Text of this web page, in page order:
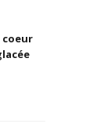
coeur